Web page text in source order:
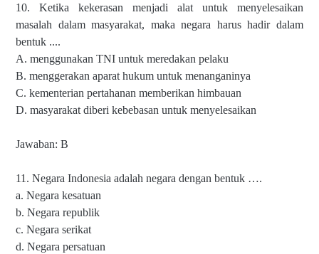
10. Ketika kekerasan menjadi alat untuk menyelesaikan
masalah dalam masyarakat, maka negara harus hadir dalam
bentuk ....
A. menggunakan TNI untuk meredakan pelaku
B. menggerakan aparat hukum untuk menanganinya
C. kementerian pertahanan memberikan himbauan
D. masyarakat diberi kebebasan untuk menyelesaikan
Jawaban: B
11. Negara Indonesia adalah negara dengan bentuk ….
a. Negara kesatuan
b. Negara republik
c. Negara serikat
d. Negara persatuan